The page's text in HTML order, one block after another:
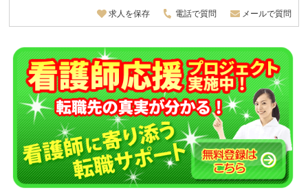
求人を保存 電話で質問 メールで質問